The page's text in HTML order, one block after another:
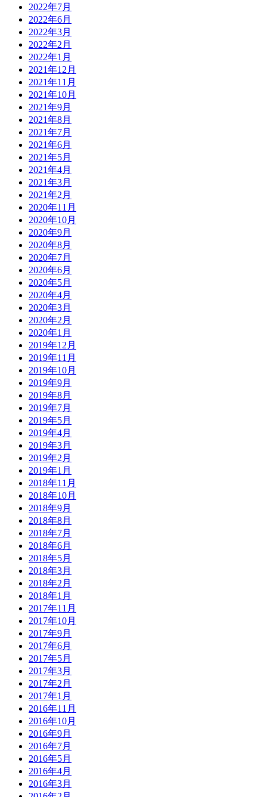
2022年7月
2022年6月
2022年3月
2022年2月
2022年1月
2021年12月
2021年11月
2021年10月
2021年9月
2021年8月
2021年7月
2021年6月
2021年5月
2021年4月
2021年3月
2021年2月
2020年11月
2020年10月
2020年9月
2020年8月
2020年7月
2020年6月
2020年5月
2020年4月
2020年3月
2020年2月
2020年1月
2019年12月
2019年11月
2019年10月
2019年9月
2019年8月
2019年7月
2019年5月
2019年4月
2019年3月
2019年2月
2019年1月
2018年11月
2018年10月
2018年9月
2018年8月
2018年7月
2018年6月
2018年5月
2018年3月
2018年2月
2018年1月
2017年11月
2017年10月
2017年9月
2017年6月
2017年5月
2017年3月
2017年2月
2017年1月
2016年11月
2016年10月
2016年9月
2016年7月
2016年5月
2016年4月
2016年3月